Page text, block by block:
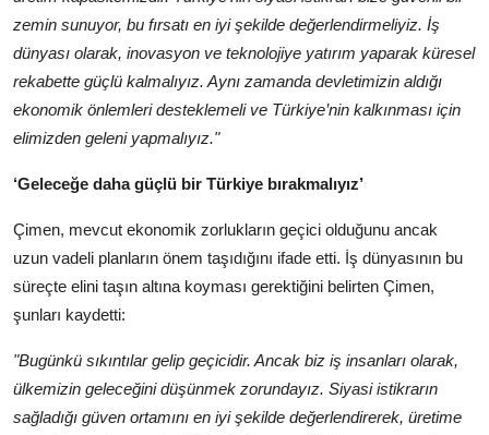
zemin sunuyor, bu fırsatı en iyi şekilde değerlendirmeliyiz. İş
dünyası olarak, inovasyon ve teknolojiye yatırım yaparak küresel
rekabette güçlü kalmalıyız. Aynı zamanda devletimizin aldığı
ekonomik önlemleri desteklemeli ve Türkiye’nin kalkınması için
elimizden geleni yapmalıyız."
‘Geleceğe daha güçlü bir Türkiye bırakmalıyız’
Çimen, mevcut ekonomik zorlukların geçici olduğunu ancak
uzun vadeli planların önem taşıdığını ifade etti. İş dünyasının bu
süreçte elini taşın altına koyması gerektiğini belirten Çimen,
şunları kaydetti:
"Bugünkü sıkıntılar gelip geçicidir. Ancak biz iş insanları olarak,
ülkemizin geleceğini düşünmek zorundayız. Siyasi istikrarın
sağladığı güven ortamını en iyi şekilde değerlendirerek, üretime